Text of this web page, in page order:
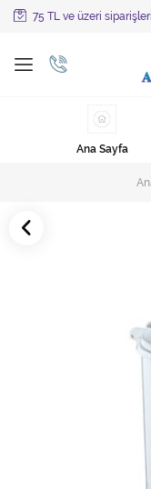
75 TL ve üzeri Tüm
Ayakkabı Cila
Cila Makineleri
Çöp Torbaları
Halı Kurutma
Ana Sayfa